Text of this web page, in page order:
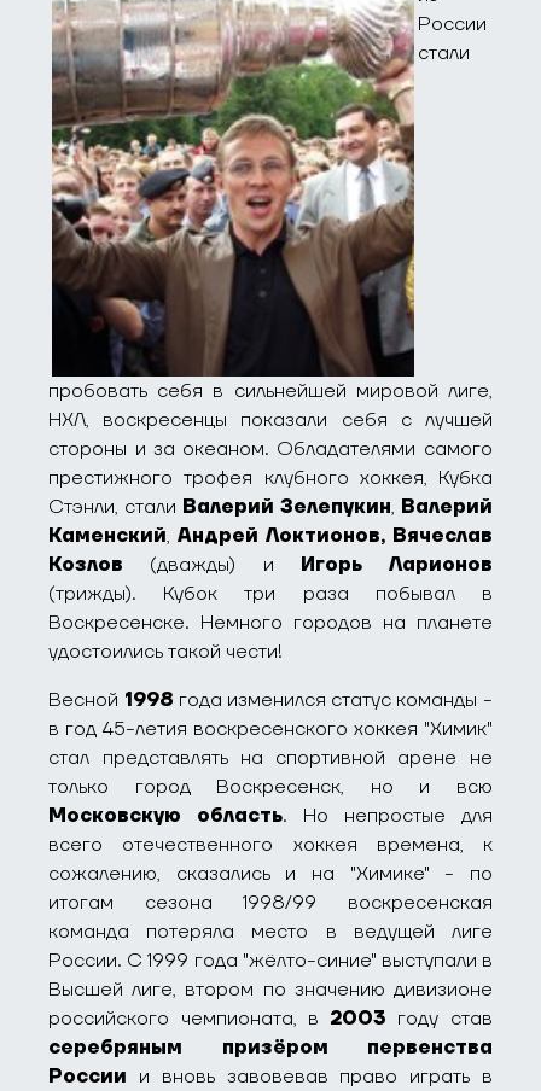
России
стали
пробовать себя в сильнейшей мировой лиге,
НХЛ, воскресенцы показали себя с лучшей
стороны и за океаном. Обладателями самого
престижного трофея клубного хоккея, Кубка
Стэнли, стали Валерий Зелепукин, Валерий
Каменский,Андрей Локтионов, Вячеслав
Козлов (дважды) и Игорь Ларионов
(трижды). Кубок три раза побывал в
Воскресенске. Немного городов на планете
удостоились такой чести!
Весной 1998 года изменился статус команды -
в год 45-летия воскресенского хоккея "Химик"
стал представлять на спортивной арене не
только город Воскресенск, но и всю
Московскую область. Но непростые для
всего отечественного хоккея времена, к
сожалению, сказались и на "Химике" - по
итогам сезона 1998/99 воскресенская
команда потеряла место в ведущей лиге
России. С 1999 года "жёлто-синие" выступали в
Высшей лиге, втором по значению дивизионе
российского чемпионата, в 2003 году став
серебряным призёром первенства
России и вновь завовевав право играть в